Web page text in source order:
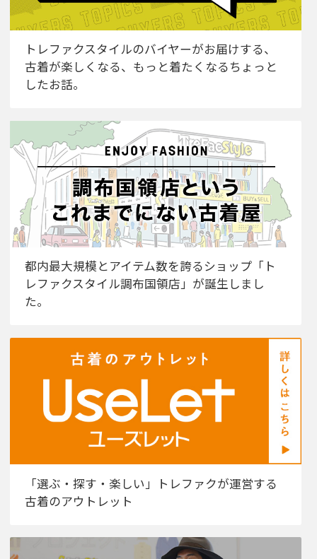
トレファクスタイルのバイヤーがお届けする、
古着が楽しくなる、もっと着たくなるちょっと
したお話。
都内最大規模とアイテム数を誇るショップ「ト
レファクスタイル調布国領店」が誕生しまし
た。
「選ぶ・探す・楽しい」トレファクが運営する
古着のアウトレット